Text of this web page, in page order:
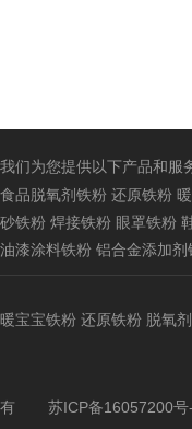
我们为您提供以下产品和服
食品脱氧剂铁粉 还原铁粉
砂铁粉 焊接铁粉 眼罩铁粉
油漆涂料铁粉 铝合金添加剂
暖宝宝铁粉 还原铁粉 脱氧
有 苏ICP备16057200号